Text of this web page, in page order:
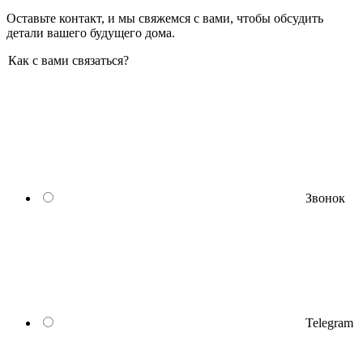
Оставьте контакт, и мы свяжемся с вами, чтобы обсудить
детали вашего будущего дома.
Как с вами связаться?
Звонок
Telegram